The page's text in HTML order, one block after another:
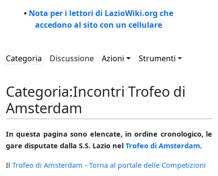
• Nota per i lettori di LazioWiki.org che
accedono al sito con un cellulare
Categoria Discussione Azioni Strumenti
Categoria:Incontri Trofeo di
Amsterdam
In questa pagina sono elencate, in ordine cronologico, le
gare disputate dalla S.S. Lazio nel Trofeo di Amsterdam.
Il Trofeo di Amsterdam - Torna al portale delle Competizioni